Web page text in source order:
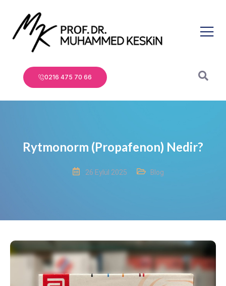
0216 475 70 66
Rytmonorm (Propafenon) Nedir?
26 Eylül 2025 Blog